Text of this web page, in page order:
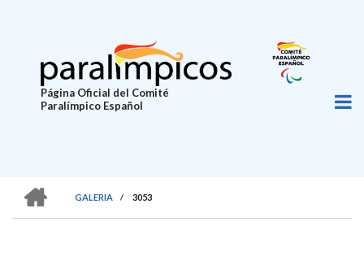
principal
Página Oficial del Comité
Paralímpico Español
SOBRESCRIBIR
GALERIA
/ 3053